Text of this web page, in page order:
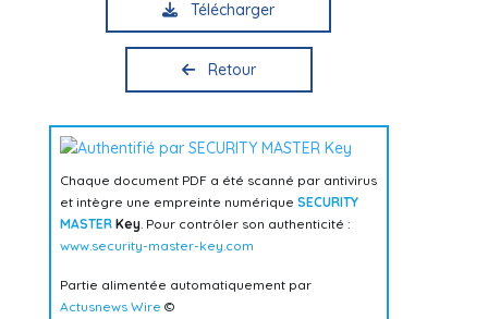
Télécharger
Retour
Chaque document PDF a été scanné par antivirus
et intègre une empreinte numérique SECURITY
MASTERKey. Pour contrôler son authenticité :
www.security-master-key.com
Partie alimentée automatiquement par
Actusnews Wire ©